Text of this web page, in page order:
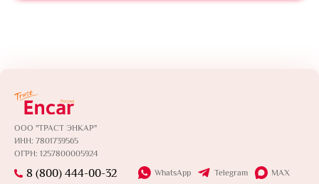
ООО "ТРАСТ ЭНКАР"
ИНН: 7801739565
ОГРН: 1257800005924
8 (800) 444-00-32 WhatsApp Telegram MAX